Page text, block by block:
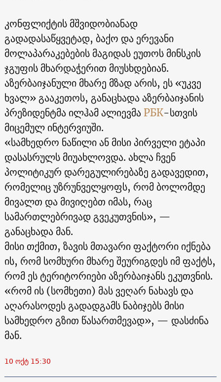
კონფლიქტის მშვიდობიანად
გადადასაწყვეტად, ბაქო და ერევანი
მოლაპარაკებების მაგიდას ეუთოს მინსკის
ჯგუფის მხარდაჭერით მიუსხდებიან.
აზერბაიჯანული მხარე მზად არის, ეს «უკვე
ხვალ» გააკეთოს, განაცხადა აზერბაიჯანის
პრეზიდენტმა ილჰამ ალიევმა РБК-სთვის
მიცემულ ინტერვიუში.
«სამხედრო ნაწილი ან მისი პირველი ეტაპი
დასასრულს მიუახლოვდა. ახლა ჩვენ
პოლიტიკურ დარეგულირებაზე გადავედით,
რომელიც უზრუნველყოფს, რომ ბოლომდე
მივალთ და მივიღებთ იმას, რაც
სამართლებრივად გვეკუთვნის», —
განაცხადა მან.
მისი თქმით, ზავის მთავარი ფაქტორი იქნება
ის, რომ სომხური მხარე შეურიგდეს იმ ფაქტს,
რომ ეს ტერიტორიები აზერბაიჯანს ეკუთვნის.
«რომ ის (სომხეთი) მას ვეღარ ნახავს და
აღარასოდეს გადადგამს ნაბიჯებს მისი
სამხედრო გზით წასართმევად», — დასძინა
მან.
10 ოქტ 15:30